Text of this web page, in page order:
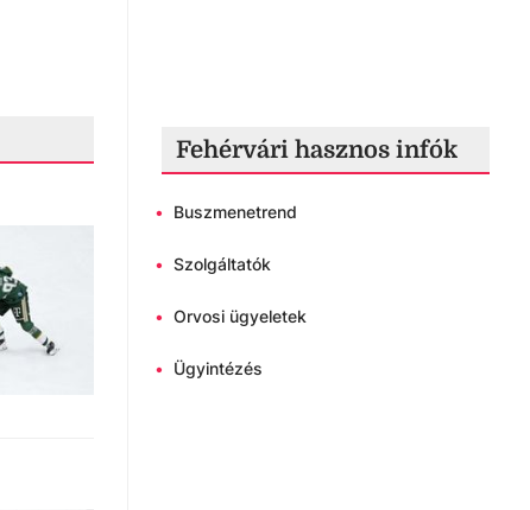
Fehérvári hasznos infók
• Buszmenetrend
• Szolgáltatók
• Orvosi ügyeletek
• Ügyintézés